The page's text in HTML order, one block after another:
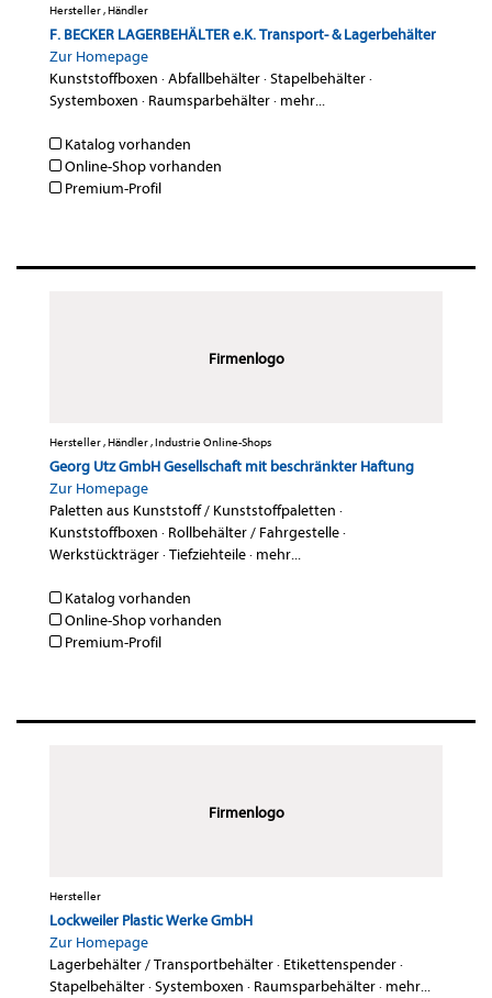
Hersteller , Händler
F. BECKER LAGERBEHÄLTER e.K. Transport- & Lagerbehälter
Zur Homepage
Kunststoffboxen ·Abfallbehälter·Stapelbehälter·
Systemboxen · Raumsparbehälter· mehr...
Katalog vorhanden
Online-Shop vorhanden
Premium-Profil
Firmenlogo
Hersteller , Händler , Industrie Online-Shops
Georg Utz GmbH Gesellschaft mit beschränkter Haftung
Zur Homepage
Paletten aus Kunststoff / Kunststoffpaletten ·
Kunststoffboxen · Rollbehälter / Fahrgestelle·
Werkstückträger·Tiefziehteile· mehr...
Katalog vorhanden
Online-Shop vorhanden
Premium-Profil
Firmenlogo
Hersteller
Lockweiler Plastic Werke GmbH
Zur Homepage
Lagerbehälter / Transportbehälter· Etikettenspender·
Stapelbehälter·Systemboxen · Raumsparbehälter· mehr...